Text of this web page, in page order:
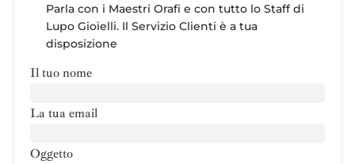
Parla con i Maestri Orafi e con tutto lo Staff di
Lupo Gioielli. Il Servizio Clienti è a tua
disposizione
Il tuo nome
La tua email
Oggetto